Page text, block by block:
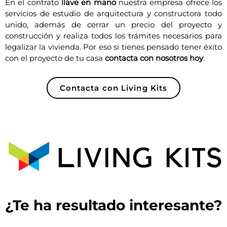
En el contrato llave en manonuestra empresa ofrece los
servicios de estudio de arquitectura y constructora todo
unido, además de cerrar un precio del proyecto y
construcción y realiza todos los trámites necesarios para
legalizar la vivienda. Por eso si tienes pensado tener éxito
con el proyecto de tu casa contacta con nosotros hoy.
Contacta con Living Kits
¿Te ha resultado interesante?